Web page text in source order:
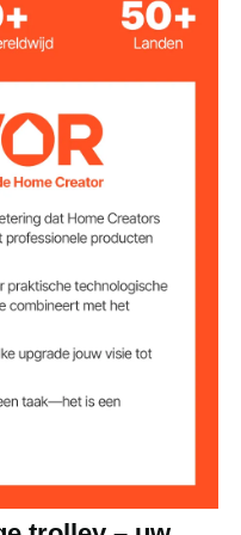
1T
63,5-203,2 mm
x 9,44 inch/295
mm